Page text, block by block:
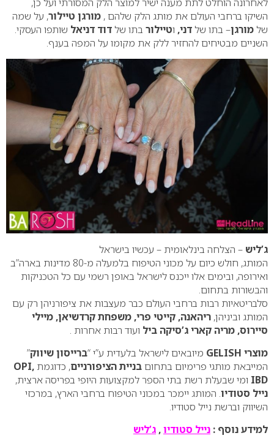
השיקו ברחבי העולם את מותג הלק שלהם , מורגן טיילור, על שמה
שלמורגן– בתו שלדני, וטיילור בתו שלדוד דניאל שותפו העסקי.
השניים מבטיחים להחזיר ללק את מקומו על המפה בענף.
ג’ליש – הצלחה בינלאומית – עכשיו בישראל
המותג, חולש כיום על מכוני הטיפוח בלמעלה מ-80 מדינות בארה”ב
ואירופה, ובימים אלו ייכנס לישראל באופן רשמי עם כל הטכניקות
והבשורות בתחום.
סלבריטאיות רבות ברחבי העולם כבר מעצבות את ציפורניהן רק עם
המותג וביניהן, ריהאנה, קייטי פרי, משפחת קרדשיאן, מיילי
סיירוס, מריה קארי ג’סיקה ביל ועוד רבות אחרות .
מוצרי GELISH
מיובאים לישראל בלעדית ע”י “ברייסון שיווק”
המייבאת מותגי פרימיום בתחום בניית הציפורניים, כדוגמת OPI,
IBD ומי שבעלת רשת בתי הספר למקצועות היופי בפריסה ארצית,
נייל סטודיו. המותג יימכר במכוני הטיפוח ברחבי הארץ, במרכזי
השיווק וברשת נייל סטודיו.
למידע נוסף : נייל סטודיו, ג’ליש